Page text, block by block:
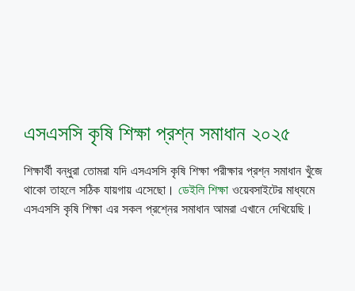
এসএসসি কৃষি শিক্ষা প্রশ্ন সমাধান ২০২৫
শিক্ষার্থী বন্ধুরা তোমরা যদি এসএসসি কৃষি শিক্ষা পরীক্ষার প্রশ্ন সমাধান খুঁজে
থাকো তাহলে সঠিক যায়গায় এসেছো। ডেইলি শিক্ষা ওয়েবসাইটের মাধ্যমে
এসএসসি কৃষি শিক্ষা এর সকল প্রশ্নের সমাধান আমরা এখানে দেখিয়েছি।